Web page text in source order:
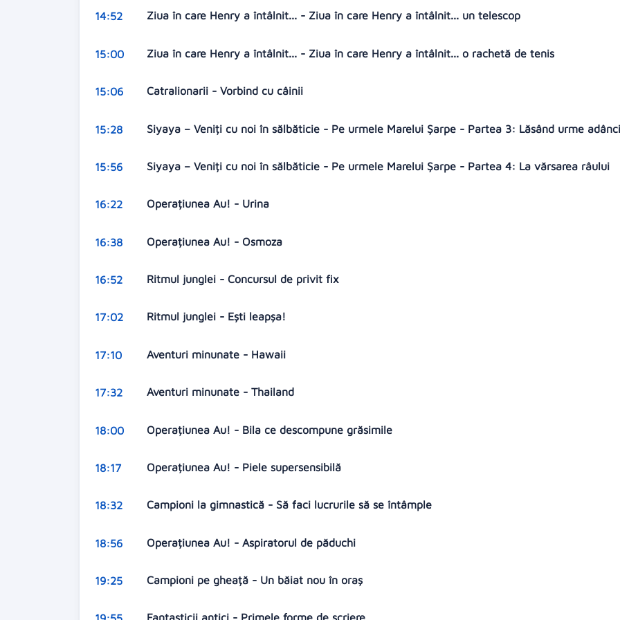
14:52 Ziua în care Henry a întâlnit... - Ziua în care Henry a întâlnit... un telescop
15:00 Ziua în care Henry a întâlnit... - Ziua în care Henry a întâlnit... o rachetă de tenis
15:06 Catralionarii - Vorbind cu câinii
15:28 Siyaya – Veniți cu noi în sălbăticie - Pe urmele Marelui Șarpe - Partea 3: Lăsând urme
15:56 Siyaya – Veniți cu noi în sălbăticie - Pe urmele Marelui Șarpe - Partea 4: La vărsarea râului
16:22 Operațiunea Au! - Urina
16:38 Operațiunea Au! - Osmoza
16:52 Ritmul junglei - Concursul de privit fix
17:02 Ritmul junglei - Ești leapșa!
17:10 Aventuri minunate - Hawaii
17:32 Aventuri minunate - Thailand
18:00 Operațiunea Au! - Bila ce descompune grăsimile
18:17 Operațiunea Au! - Piele supersensibilă
18:32 Campioni la gimnastică - Să faci lucrurile să se întâmple
18:56 Operațiunea Au! - Aspiratorul de păduchi
19:25 Campioni pe gheață - Un băiat nou în oraș
Fantasticii antici - Primele forme de scriere